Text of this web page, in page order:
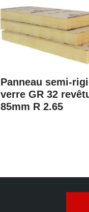
Panneau semi-
verre GR 32
85mm R 2.65